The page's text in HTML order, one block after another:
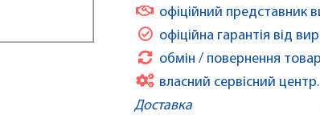
офіційний представник
офіційна гарантія від
обмін / повернення
власний сервісний центр.
Доставка